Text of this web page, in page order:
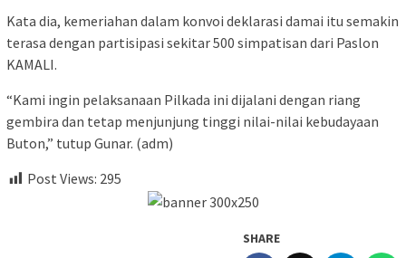
Kata dia, kemeriahan dalam konvoi deklarasi damai itu semakin
terasa dengan partisipasi sekitar 500 simpatisan dari Paslon
KAMALI.
“Kami ingin pelaksanaan Pilkada ini dijalani dengan riang
gembira dan tetap menjunjung tinggi nilai-nilai kebudayaan
Buton,” tutup Gunar. (adm)
Post Views: 295
SHARE